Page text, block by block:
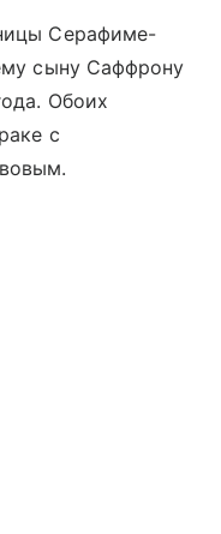
Серафиме-
сыну Саффрону
Обоих
с